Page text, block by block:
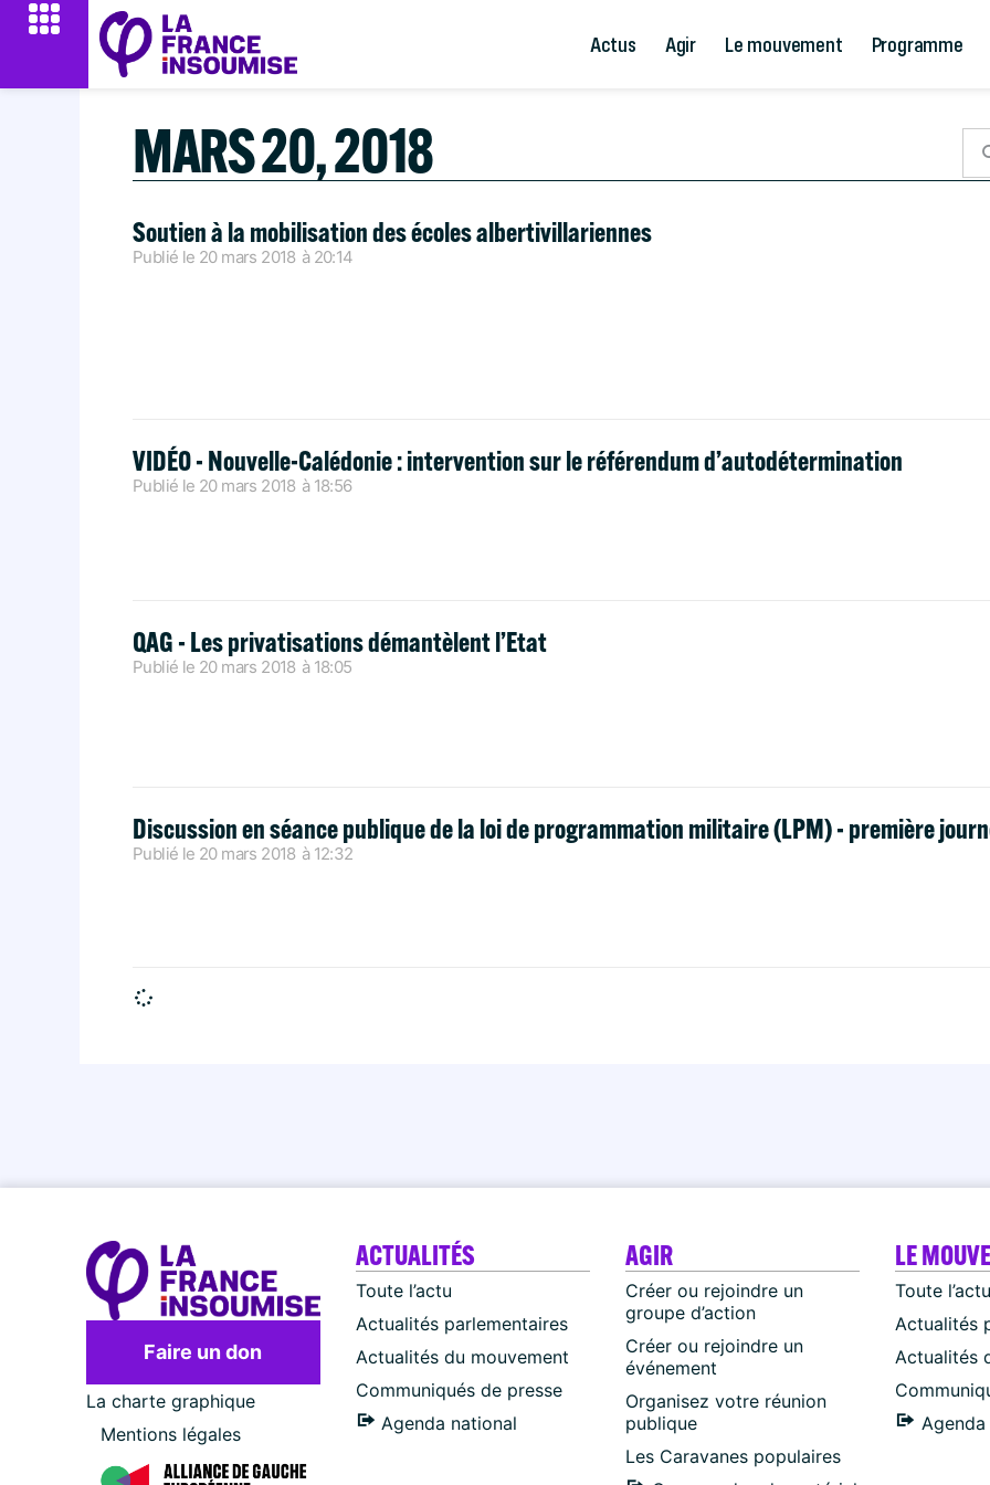
Actus Agir Le mouvement Programme
MARS 20, 2018
Soutien à la mobilisation des écoles albertivillariennes
Publié le 20 mars 2018 à 20:14
VIDÉO - Nouvelle-Calédonie : intervention sur le référendum d’autodétermination
Publié le 20 mars 2018 à 18:56
QAG - Les privatisations démantèlent l’Etat
Publié le 20 mars 2018 à 18:05
Discussion en séance publique de la loi de programmation militaire (LPM) - première
Publié le 20 mars 2018 à 12:32
Faire un don
La charte graphique
Mentions légales
ACTUALITÉS
Toute l’actu
Actualités parlementaires
Actualités du mouvement
Communiqués de presse
Agenda national
AGIR
Créer ou rejoindre un
groupe d’action
Créer ou rejoindre un
événement
Organisez votre réunion
publique
Les Caravanes populaires
LE
Toute
Actualités
Actualités